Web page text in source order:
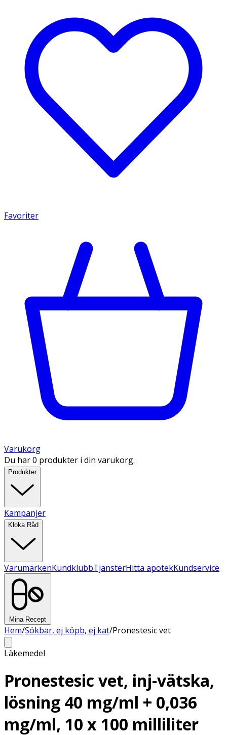
Favoriter
Varukorg
Du har 0 produkter i din varukorg.
Produkter
Kampanjer
Kloka Råd
VarumärkenKundklubbTjänsterHitta apotekKundservice
Mina Recept
Hem/Sökbar, ej köpb, ej kat/Pronestesic vet
Läkemedel
Pronestesic vet, inj-vätska,
lösning 40 mg/ml + 0,036
mg/ml, 10 x 100 milliliter